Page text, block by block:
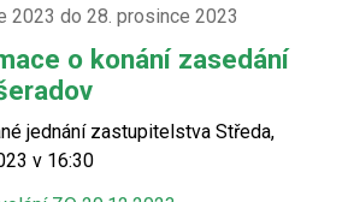
2023 do 28. prosince 2023
o konání zasedání
jednání zastupitelstva Středa,
v 16:30